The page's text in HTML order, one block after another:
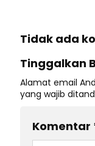
Tidak ada
Tinggalkan
Alamat email
yang wajib
Komentar